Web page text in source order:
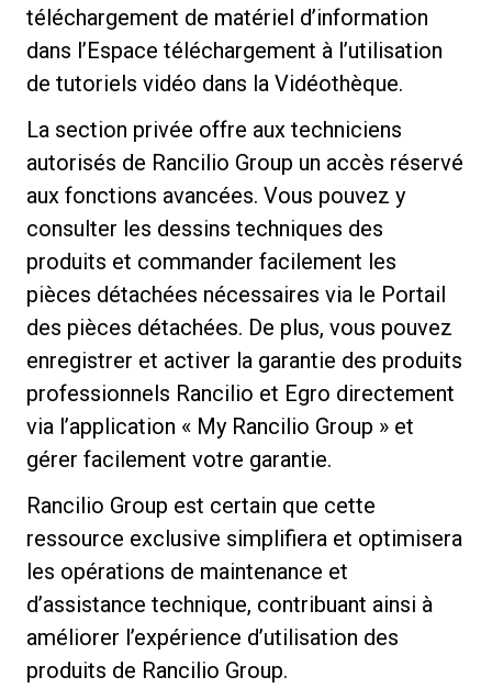
téléchargement de matériel d’information
dans l’Espace téléchargement à l’utilisation
de tutoriels vidéo dans la Vidéothèque.
La section privée offre aux techniciens
autorisés de Rancilio Group un accès réservé
aux fonctions avancées. Vous pouvez y
consulter les dessins techniques des
produits et commander facilement les
pièces détachées nécessaires via le Portail
des pièces détachées. De plus, vous pouvez
enregistrer et activer la garantie des produits
professionnels Rancilio et Egro directement
via l’application « My Rancilio Group » et
gérer facilement votre garantie.
Rancilio Group est certain que cette
ressource exclusive simplifiera et optimisera
les opérations de maintenance et
d’assistance technique, contribuant ainsi à
améliorer l’expérience d’utilisation des
produits de Rancilio Group.